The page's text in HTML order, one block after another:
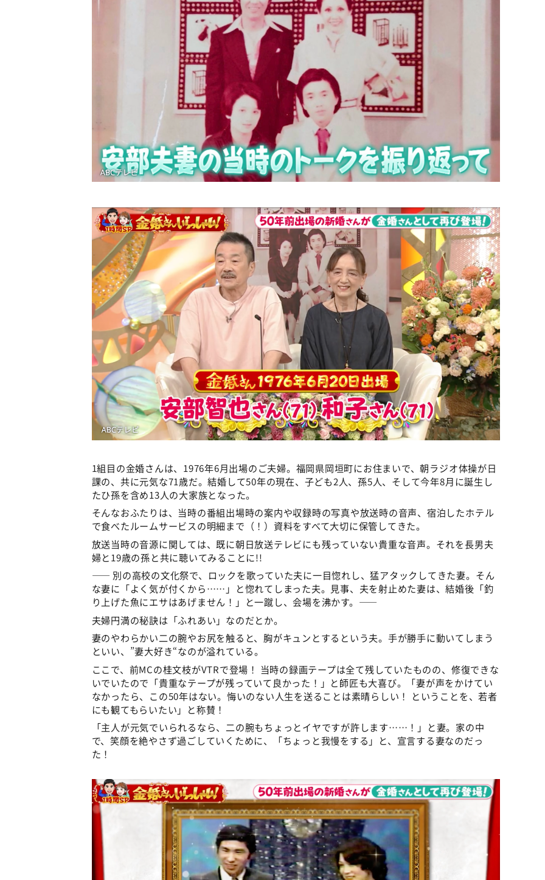
1組目の金婚さんは、1976年6月出場のご夫婦。福岡県岡垣町にお住まいで、朝ラジオ体操が日
課の、共に元気な71歳だ。結婚して50年の現在、子ども2人、孫5人、そして今年8月に誕生し
たひ孫を含め13人の大家族となった。
そんなおふたりは、当時の番組出場時の案内や収録時の写真や放送時の音声、宿泊したホテル
で食べたルームサービスの明細まで（！）資料をすべて大切に保管してきた。
放送当時の音源に関しては、既に朝日放送テレビにも残っていない貴重な音声。それを長男夫
婦と19歳の孫と共に聴いてみることに!!
—— 別の高校の文化祭で、ロックを歌っていた夫に一目惚れし、猛アタックしてきた妻。そん
な妻に「よく気が付くから……」と惚れてしまった夫。見事、夫を射止めた妻は、結婚後「釣
り上げた魚にエサはあげません！」と一蹴し、会場を沸かす。——
夫婦円満の秘訣は「ふれあい」なのだとか。
妻のやわらかい二の腕やお尻を触ると、胸がキュンとするという夫。手が勝手に動いてしまう
といい、”妻大好き“なのが溢れている。
ここで、前MCの桂文枝がVTRで登場！ 当時の録画テープは全て残していたものの、修復できな
いでいたので「貴重なテープが残っていて良かった！」と師匠も大喜び。「妻が声をかけてい
なかったら、この50年はない。悔いのない人生を送ることは素晴らしい！ ということを、若者
にも観てもらいたい」と称賛！
「主人が元気でいられるなら、二の腕もちょっとイヤですが許します……！」と妻。家の中
で、笑顔を絶やさず過ごしていくために、「ちょっと我慢をする」と、宣言する妻なのだっ
た！